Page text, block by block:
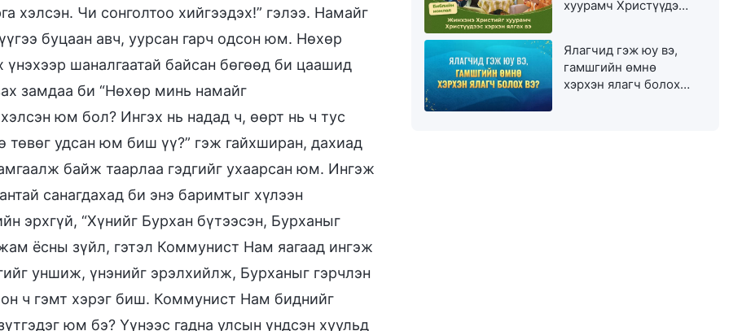
хэлсэн. Чи сонголтоо хийгээдэх!” гэлээ. Намайг
буцаан авч, уурсан гарч одсон юм. Нөхөр
шаналгаатай байсан бөгөөд би цаашид
замдаа би “Нөхөр минь намайг
юм бол? Ингэх нь надад ч, өөрт нь ч тус
төвөг удсан юм биш үү?” гэж гайхширан, дахиад
байж таарлаа гэдгийг ухаарсан юм. Ингэж
санагдахад би энэ баримтыг хүлээн
эрхгүй, “Хүнийг Бурхан бүтээсэн, Бурханыг
ёсны зүйл, гэтэл Коммунист Нам яагаад ингэж
уншиж, үнэнийг эрэлхийлж, Бурханыг гэрчлэн
ч гэмт хэрэг биш. Коммунист Нам биднийг
юм бэ? Үүнээс гадна улсын үндсэн хуульд
хуурамч Христүүдээс
Ялагчид гэж юу вэ,
гамшгийн өмнө
хэрхэн ялагч болох